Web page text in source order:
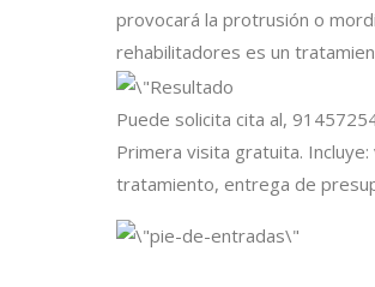
provocará la protrusión o
rehabilitadores es un
Puede solicita cita al,
Primera visita gratuita.
tratamiento, entrega de